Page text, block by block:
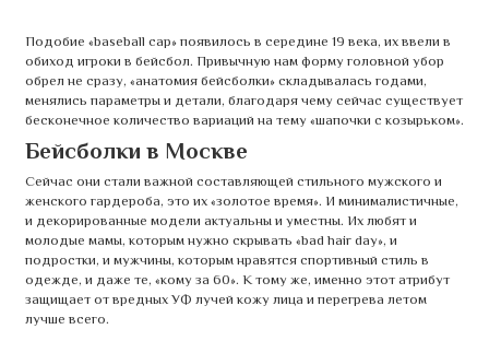
Подобие «baseball cap» появилось в середине 19 века, их ввели в
обиход игроки в бейсбол. Привычную нам форму головной убор
обрел не сразу, «анатомия бейсболки» складывалась годами,
менялись параметры и детали, благодаря чему сейчас существует
бесконечное количество вариаций на тему «шапочки с козырьком».
Бейсболки в Москве
Сейчас они стали важной составляющей стильного мужского и
женского гардероба, это их «золотое время». И минималистичные,
и декорированные модели актуальны и уместны. Их любят и
молодые мамы, которым нужно скрывать «bad hair day», и
подростки, и мужчины, которым нравятся спортивный стиль в
одежде, и даже те, «кому за 60». К тому же, именно этот атрибут
защищает от вредных УФ лучей кожу лица и перегрева летом
лучше всего.